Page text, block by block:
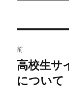
稿
ナ
前
前
の
高校生サ
について